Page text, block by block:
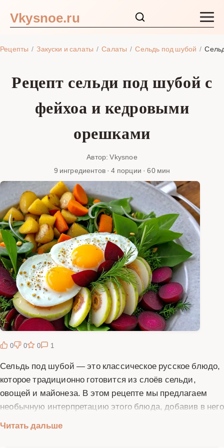
Vkysnoe.ru
Рецепты Закуски и салаты Салаты Сельдь под шубой
Рецепт сельди под шубой с
фейхоа и кедровыми
орешками
Автор: Vkysnoe
9 ингредиентов · 4 порции · 60 мин
0 0 0 1
Сельдь под шубой — это классическое русское блюдо,
которое традиционно готовится из слоёв сельди,
овощей и майонеза. В этом рецепте мы предлагаем
необычную интерпретацию этого блюда, добавив в него
орешки. Фейхоа придаст блюду лёгкую кислинку и
Читать дальше